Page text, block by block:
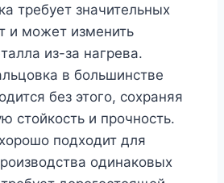
требует значительных
и может изменить
из-за нагрева.
в большинстве
без этого, сохраняя
стойкость и прочность.
подходит для
одинаковых